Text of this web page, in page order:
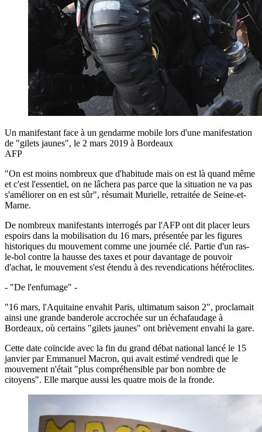
Un manifestant face à un gendarme mobile lors d'une manifestation
de "gilets jaunes", le 2 mars 2019 à Bordeaux
AFP
"On est moins nombreux que d'habitude mais on est là quand même
et c'est l'essentiel, on ne lâchera pas parce que la situation ne va pas
s'améliorer on en est sûr", résumait Murielle, retraitée de Seine-et-
Marne.
De nombreux manifestants interrogés par l'AFP ont dit placer leurs
espoirs dans la mobilisation du 16 mars, présentée par les figures
historiques du mouvement comme une journée clé. Partie d'un ras-
le-bol contre la hausse des taxes et pour davantage de pouvoir
d'achat, le mouvement s'est étendu à des revendications hétéroclites.
- "De l'enfumage" -
"16 mars, l'Aquitaine envahit Paris, ultimatum saison 2", proclamait
ainsi une grande banderole accrochée sur un échafaudage à
Bordeaux, où certains "gilets jaunes" ont brièvement envahi la gare.
Cette date coïncide avec la fin du grand débat national lancé le 15
janvier par Emmanuel Macron, qui avait estimé vendredi que le
mouvement n'était "plus compréhensible par bon nombre de
citoyens". Elle marque aussi les quatre mois de la fronde.